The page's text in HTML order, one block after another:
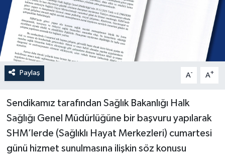
Paylaş A- A+
Sendikamız tarafından Sağlık Bakanlığı Halk
Sağlığı Genel Müdürlüğüne bir başvuru yapılarak
SHM’lerde (Sağlıklı Hayat Merkezleri) cumartesi
günü hizmet sunulmasına ilişkin söz konusu